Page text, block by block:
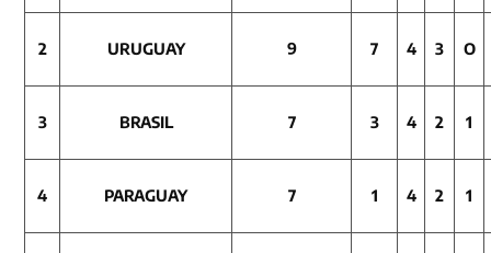
2 URUGUAY 9 7 4 3 O
3 BRASIL 7 3 4 2 1
4 PARAGUAY 7 1 4 2 1